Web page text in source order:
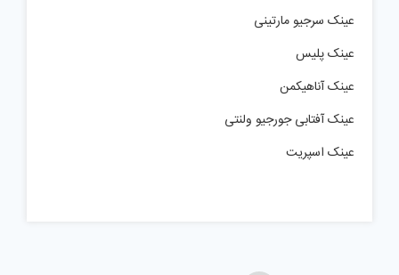
عینک سرجیو مارتینی
عینک پلیس
عینک آناهیکمن
عینک آفتابی جورجیو ولنتی
عینک اسپریت